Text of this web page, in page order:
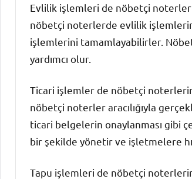
Evlilik işlemleri de nöbetçi
nöbetçi noterlerde evlilik
işlemlerini tamamlayabilirler.
yardımcı olur.
Ticari işlemler de nöbetçi
nöbetçi noterler aracılığıyla
ticari belgelerin onaylanması gibi
bir şekilde yönetir ve işletmelere
Tapu işlemleri de nöbetçi